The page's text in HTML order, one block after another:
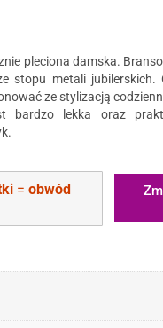
pleciona damska.
stopu metali
ze stylizacją
lekka oraz
=obwód